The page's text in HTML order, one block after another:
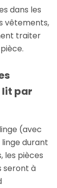
dans les
vêtements,
traiter
lit par
(avec
linge durant
les pièces
seront à